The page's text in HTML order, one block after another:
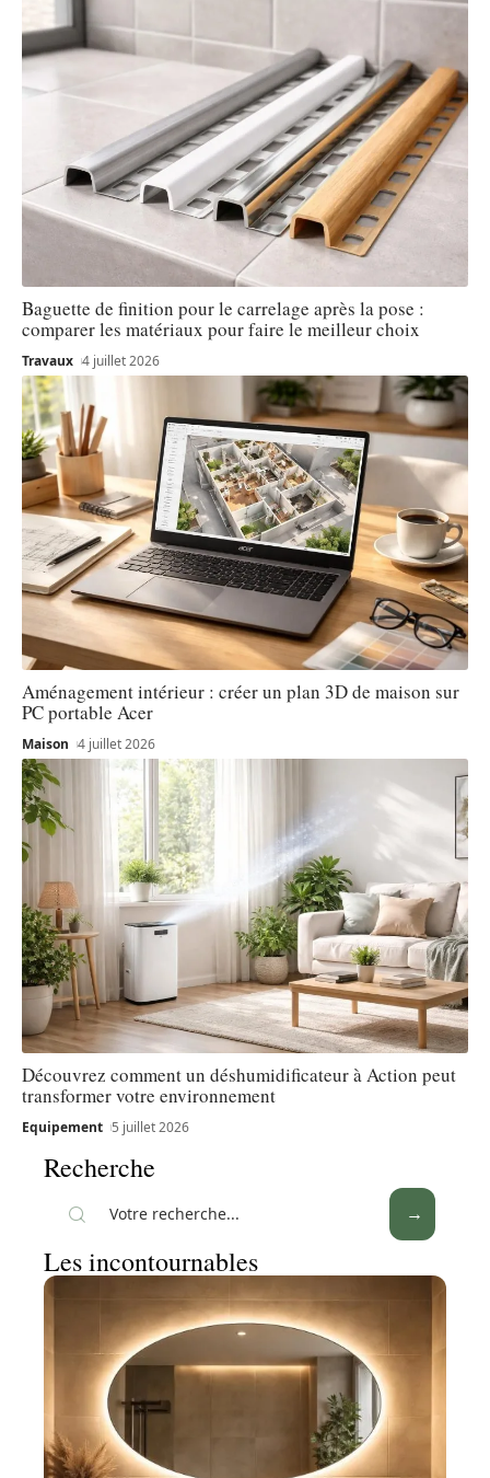
Baguette de finition pour le carrelage après la pose :
comparer les matériaux pour faire le meilleur choix
Travaux 4 juillet 2026
Aménagement intérieur : créer un plan 3D de maison sur
PC portable Acer
Maison 4 juillet 2026
Découvrez comment un déshumidificateur à Action peut
transformer votre environnement
Equipement 5 juillet 2026
Recherche
Les incontournables